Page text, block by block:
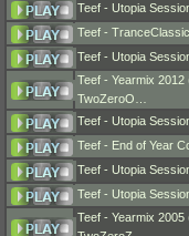
Teef - Utopia
Teef -
Teef - Utopia
Teef - Yearmix 2012
TwoZeroO…
Teef - Utopia
Teef - End of Year
Teef - Utopia
Teef - Utopia
Teef - Yearmix 2005